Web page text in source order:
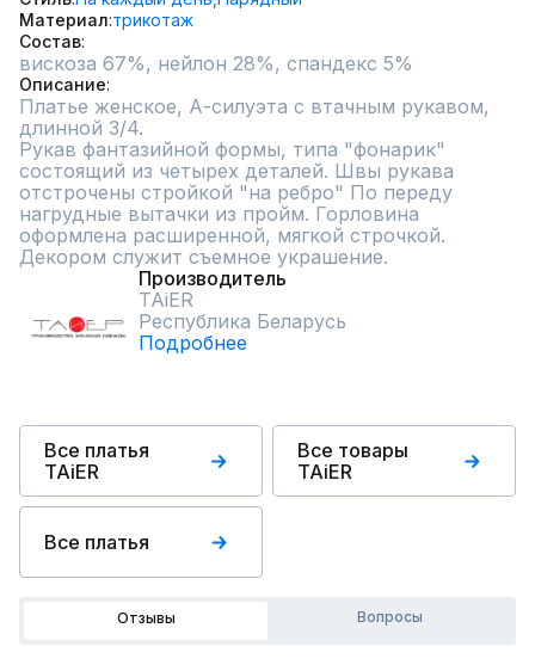
Материал трикотаж
Состав
вискоза 67%, нейлон 28%, спандекс 5%
Описание
Платье женское, А-силуэта с втачным рукавом,
длинной 3/4.
Рукав фантазийной формы, типа "фонарик"
состоящий из четырех деталей. Швы рукава
отстрочены стройкой "на ребро" По переду
нагрудные вытачки из пройм. Горловина
оформлена расширенной, мягкой строчкой.
Декором служит съемное украшение.
Производитель
TAiER
Республика Беларусь
Подробнее
Все платья
TAiER
Все товары
TAiER
Все платья
Отзывы Вопросы